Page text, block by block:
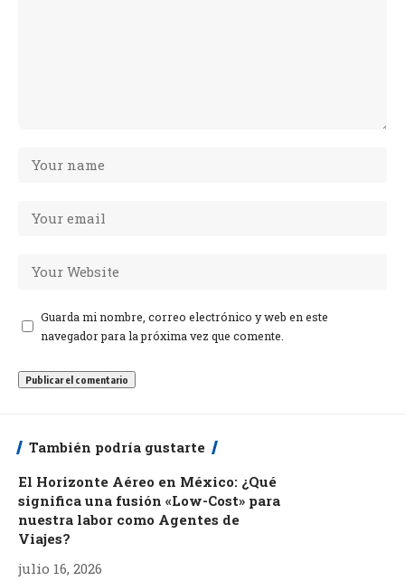
Guarda mi nombre, correo electrónico y web en este
navegador para la próxima vez que comente.
También podría gustarte
El Horizonte Aéreo en México: ¿Qué
significa una fusión «Low-Cost» para
nuestra labor como Agentes de
Viajes?
julio 16, 2026